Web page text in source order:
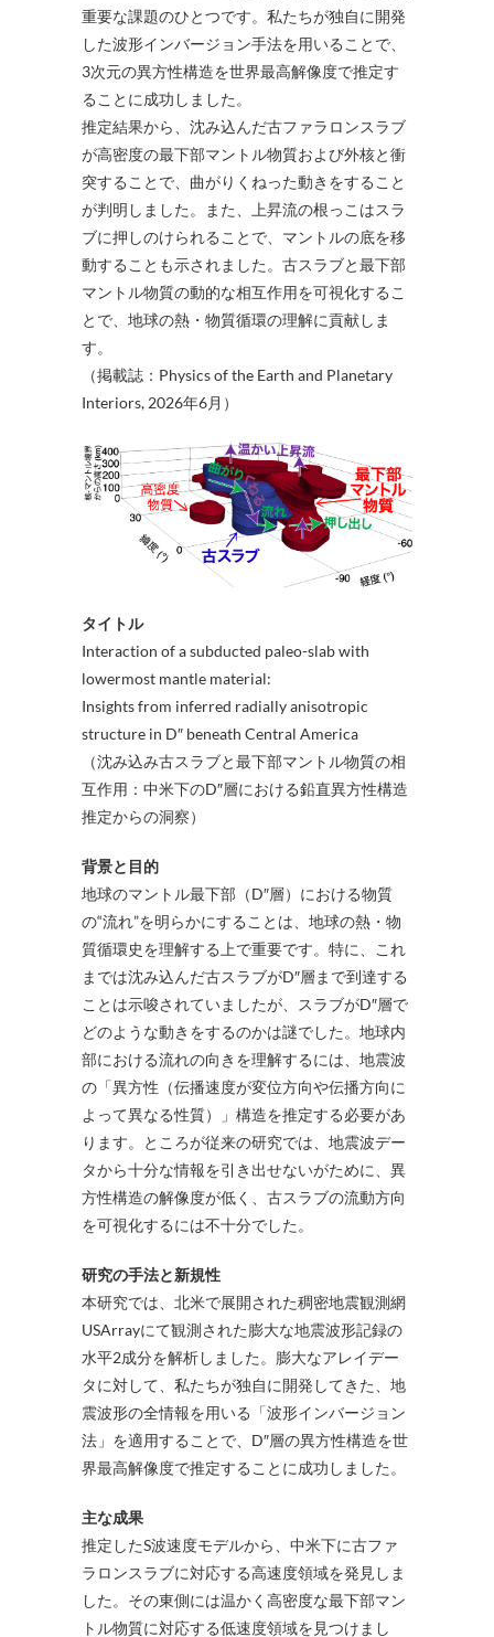
重要な課題のひとつです。私たちが独自に開発
した波形インバージョン手法を用いることで、
3次元の異方性構造を世界最高解像度で推定す
ることに成功しました。
推定結果から、沈み込んだ古ファラロンスラブ
が高密度の最下部マントル物質および外核と衝
突することで、曲がりくねった動きをすること
が判明しました。また、上昇流の根っこはスラ
ブに押しのけられることで、マントルの底を移
動することも示されました。古スラブと最下部
マントル物質の動的な相互作用を可視化するこ
とで、地球の熱・物質循環の理解に貢献しま
す。
（掲載誌：Physics of the Earth and Planetary
Interiors, 2026年6月）
タイトル
Interaction of a subducted paleo-slab with
lowermost mantle material:
Insights from inferred radially anisotropic
structure in D″ beneath Central America
（沈み込み古スラブと最下部マントル物質の相
互作用：中米下のD″層における鉛直異方性構造
推定からの洞察）
背景と目的
地球のマントル最下部（D″層）における物質
の“流れ”を明らかにすることは、地球の熱・物
質循環史を理解する上で重要です。特に、これ
までは沈み込んだ古スラブがD″層まで到達する
ことは示唆されていましたが、スラブがD″層で
どのような動きをするのかは謎でした。地球内
部における流れの向きを理解するには、地震波
の「異方性（伝播速度が変位方向や伝播方向に
よって異なる性質）」構造を推定する必要があ
ります。ところが従来の研究では、地震波デー
タから十分な情報を引き出せないがために、異
方性構造の解像度が低く、古スラブの流動方向
を可視化するには不十分でした。
研究の手法と新規性
本研究では、北米で展開された稠密地震観測網
USArrayにて観測された膨大な地震波形記録の
水平2成分を解析しました。膨大なアレイデー
タに対して、私たちが独自に開発してきた、地
震波形の全情報を用いる「波形インバージョン
法」を適用することで、D″層の異方性構造を世
界最高解像度で推定することに成功しました。
主な成果
推定したS波速度モデルから、中米下に古ファ
ラロンスラブに対応する高速度領域を発見しま
した。その東側には温かく高密度な最下部マン
トル物質に対応する低速度領域を見つけまし